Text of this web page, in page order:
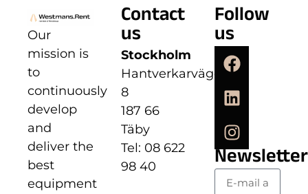
Our
mission is
to
continuously
develop
and
deliver the
best
equipment
Contact
us
Stockholm
Hantverkarvägen
8
187 66
Täby
Tel: 08 622
98 40
Follow
us